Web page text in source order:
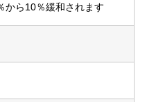
ら10％緩和されます